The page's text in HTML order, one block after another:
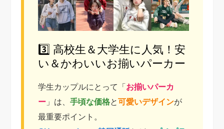
3️⃣ 高校生＆大学生に人気！安
い＆かわいいお揃いパーカー
学生カップルにとって「 お揃いパーカ
ー 」は、手頃な価格と可愛いデザインが
最重要ポイント。